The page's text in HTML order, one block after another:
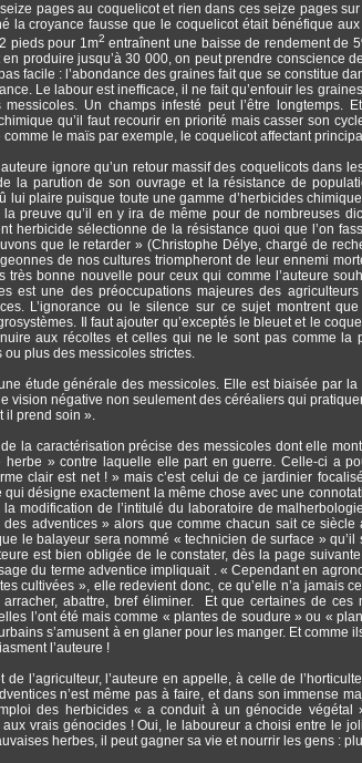
pages au coquelicot et rien dans ces seize pages
la croyance fausse que le coquelicot était bénéfique
pieds pour 1m2 entraînent une baisse de rendement de
en produire jusqu’à 30 000, on peut prendre conscience
facile : l’abondance des graines fait que se constitue
Le labour est inefficace, il ne fait qu’enfouir les
Un champs infesté peut l’être longtemps.
qu’il faut recourir en priorité mais casser son
le maïs par exemple, le coquelicot affectant
ignore qu’un retour massif des coquelicots
la parution de son ouvrage et la résistance de
lui plaire puisque toute une gamme d’herbicides
preuve qu’il en y ira de même pour de nombreuses
herbicide sélectionne de la résistance quoi que l’on
que le retarder » (Christophe Délye, chargé de
de nos cultures triompheront de leur ennemi
très bonne nouvelle pour ceux qui comme l’auteure
est une des préoccupations majeures des
L’ignorance ou le silence sur ce sujet montrent
Il faut ajouter qu’exceptés le bleuet et le
aux récoltes et celles qui ne le sont pas comme
ou plus des messicoles strictes.
étude générale des messicoles. Elle est biaisée par
vision négative non seulement des céréaliers qui
il prend soin ».
la caractérisation précise des messicoles dont elle
» contre laquelle elle part en guerre. Celle-ci a
clair est net ! » mais c’est celui de ce jardinier
qui désigne exactement la même chose avec une
modification de l’intitulé du laboratoire de
adventices » alors que comme chacun sait ce
le balayeur sera nommé « technicien de surface »
est bien obligée de le constater, dès la page
du terme adventice impliquait . « Cependant en
cultivées », elle redevient donc, ce qu’elle n’a jamais
abattre, bref éliminer. Et que certaines de ces
l’ont été mais comme « plantes de soudure » ou «
s’amusent à en glaner pour les manger. Et
l’auteure !
l’agriculteur, l’auteure en appelle, à celle de
n’est même pas à faire, et dans son immense
des herbicides « a conduit à un génocide
vrais génocides ! Oui, le laboureur a choisi entre le
herbes, il peut gagner sa vie et nourrir les gens :